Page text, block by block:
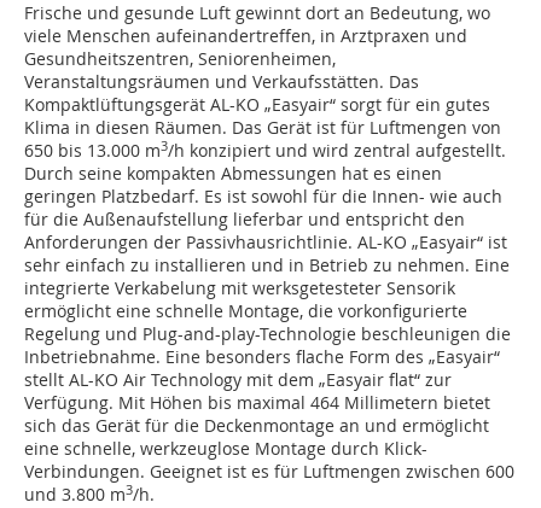
Frische und gesunde Luft gewinnt dort an Bedeutung, wo
viele Menschen aufeinandertreffen, in Arztpraxen und
Gesundheitszentren, Seniorenheimen,
Veranstaltungsräumen und Verkaufsstätten. Das
Kompaktlüftungsgerät AL-KO „Easyair“ sorgt für ein gutes
Klima in diesen Räumen. Das Gerät ist für Luftmengen von
650 bis 13.000 m3/h konzipiert und wird zentral aufgestellt.
Durch seine kompakten Abmessungen hat es einen
geringen Platzbedarf. Es ist sowohl für die Innen- wie auch
für die Außenaufstellung lieferbar und entspricht den
Anforderungen der Passivhausrichtlinie. ­AL-KO „Easyair“ ist
sehr einfach zu installieren und in Betrieb zu nehmen. Eine
integrierte Verkabelung mit werksgetesteter Sensorik
ermöglicht eine schnelle Montage, die vorkonfigurierte
Regelung und Plug-and-play-Technologie beschleunigen die
Inbetriebnahme. Eine besonders flache Form des „Easyair“
stellt AL-KO Air Technology mit dem „Easyair flat“ zur
Verfügung. Mit Höhen bis maximal 464 Millimetern bietet
sich das Gerät für die Deckenmontage an und ermöglicht
eine schnelle, werkzeuglose Montage durch Klick-
Verbindungen. Geeignet ist es für Luftmengen zwischen 600
und 3.800 m3/h.